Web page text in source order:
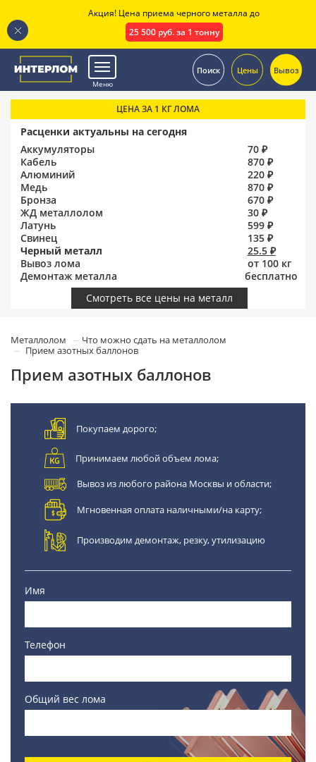
Меню
Поиск Цены Вывоз
ЦЕНА ЗА 1 КГ ЛОМА
Расценки актуальны на сегодня
Аккумуляторы
70 ₽
Кабель
870 ₽
Алюминий
220 ₽
Медь
870 ₽
Бронза
670 ₽
ЖД металлолом
30 ₽
Латунь
599 ₽
Свинец
135 ₽
Черный металл
25.5 ₽
Вывоз лома
от 100 кг
Демонтаж металла
бесплатно
Смотреть все цены на металл
Металлолом
Что можно сдать на металлолом
Прием азотных баллонов
Прием азотных баллонов
Покупаем дорого;
Принимаем любой объем лома;
Вывоз из любого района Москвы и области;
Мгновенная оплата наличными/на карту;
Производим демонтаж, резку, утилизацию
Имя
Телефон
Общий вес лома
Акция! Цена приема черного металла до
25 500 руб. за 1 тонну
.